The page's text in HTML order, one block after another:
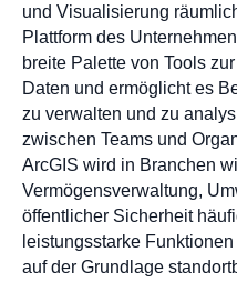
und Visualisierung
Plattform des
breite Palette von Tools
Daten und ermöglicht es
zu verwalten und zu
zwischen Teams und
ArcGIS wird in Branchen
Vermögensverwaltung,
öffentlicher Sicherheit
leistungsstarke
auf der Grundlage